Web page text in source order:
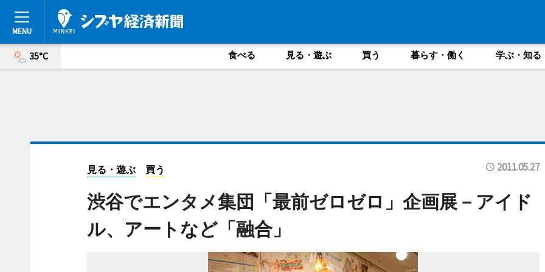
35°C 食べる 見る・遊ぶ 買う 暮らす・働く 学ぶ・知る
見る・遊ぶ 買う 2011.05.27
渋谷でエンタメ集団「最前ゼロゼロ」企画展－アイド
ル、アートなど「融合」